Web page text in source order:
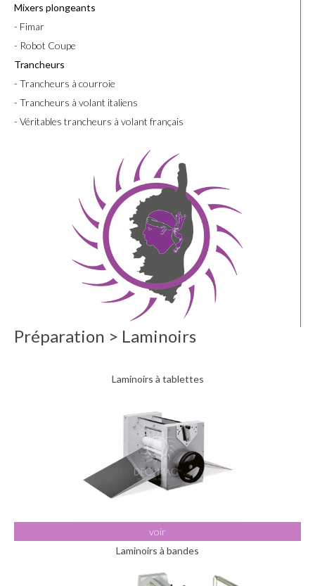
Mixers plongeants
- Fimar
- Robot Coupe
Trancheurs
- Trancheurs à courroie
- Trancheurs à volant italiens
- Véritables trancheurs à volant français
Préparation > Laminoirs
Laminoirs à tablettes
voir
Laminoirs à bandes